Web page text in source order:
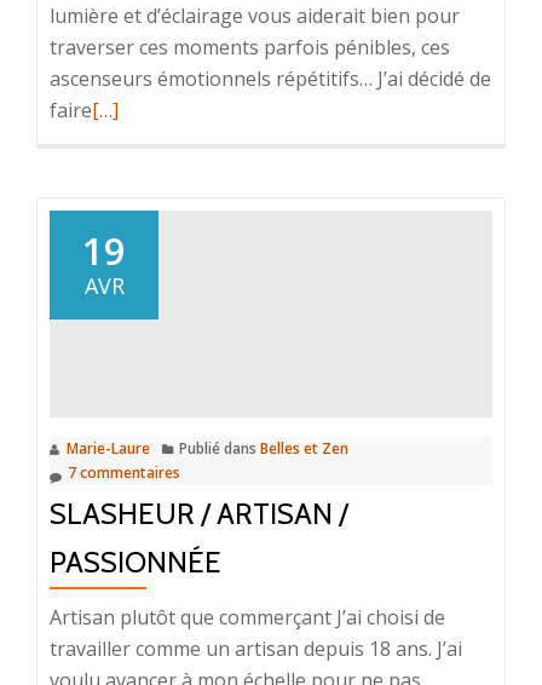
lumière et d’éclairage vous aiderait bien pour
traverser ces moments parfois pénibles, ces
ascenseurs émotionnels répétitifs… J’ai décidé de
faireEn
rendez
vous
offert
voir
plus
clair
[…]
19
AVR
Marie-Laure Publié dans Belles et Zen
7 commentaires
SLASHEUR / ARTISAN /
PASSIONNÉE
Artisan plutôt que commerçant J’ai choisi de
travailler comme un artisan depuis 18 ans. J’ai